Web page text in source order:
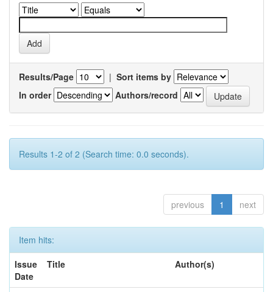
Results/Page | Sort items by
In order
Authors/record
Results 1-2 of 2 (Search time: 0.0 seconds).
previous 1 next
Item hits:
Issue
Date
Title Author(s)